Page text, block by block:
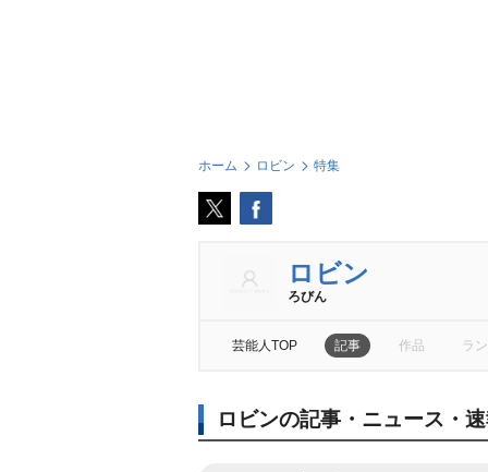
ホーム ロビン 特集
ロビン
ろびん
芸能人TOP 記事 作品 ラ
ロビンの記事・ニュース・